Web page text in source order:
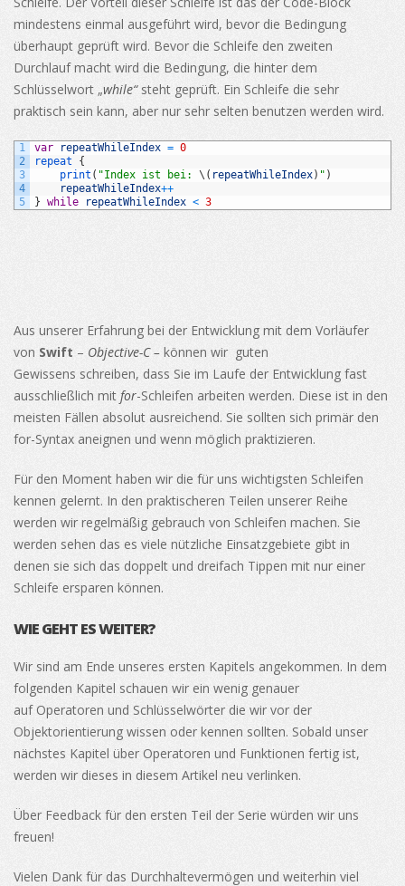
mindestens einmal ausgeführt wird, bevor die Bedingung
überhaupt geprüft wird. Bevor die Schleife den zweiten
Durchlauf macht wird die Bedingung, die hinter dem
Schlüsselwort „while“steht geprüft. Ein Schleife die sehr
praktisch sein kann, aber nur sehr selten benutzen werden wird.
1
2
3
4
5
var repeatWhileIndex = 0
repeat
{
print ( "Index ist bei: \ ( repeatWhileIndex) " )
repeatWhileIndex++
} while repeatWhileIndex < 3
Aus unserer Erfahrung bei der Entwicklung mit dem Vorläufer
von Swift – Objective-C – können wir guten
Gewissens schreiben, dass Sie im Laufe der Entwicklung fast
ausschließlich mit for-Schleifen arbeiten werden. Diese ist in den
meisten Fällen absolut ausreichend. Sie sollten sich primär den
for-Syntax aneignen und wenn möglich praktizieren.
Für den Moment haben wir die für uns wichtigsten Schleifen
kennen gelernt. In den praktischeren Teilen unserer Reihe
werden wir regelmäßig gebrauch von Schleifen machen. Sie
werden sehen das es viele nützliche Einsatzgebiete gibt in
denen sie sich das doppelt und dreifach Tippen mit nur einer
Schleife ersparen können.
WIE GEHT ES WEITER?
Wir sind am Ende unseres ersten Kapitels angekommen. In dem
folgenden Kapitel schauen wir ein wenig genauer
auf Operatoren und Schlüsselwörter die wir vor der
Objektorientierung wissen oder kennen sollten. Sobald unser
nächstes Kapitel über Operatoren und Funktionen fertig ist,
werden wir dieses in diesem Artikel neu verlinken.
Über Feedback für den ersten Teil der Serie würden wir uns
freuen!
Vielen Dank für das Durchhaltevermögen und weiterhin viel